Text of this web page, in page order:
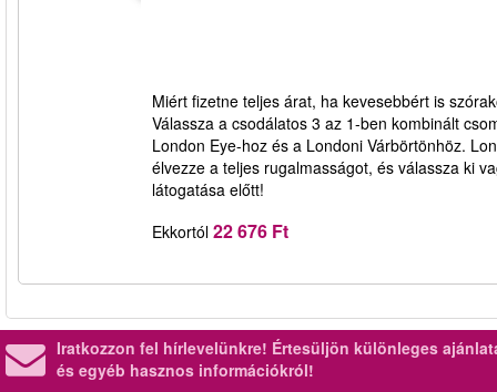
Miért fizetne teljes árat, ha kevesebbért is
Válassza a csodálatos 3 az 1-ben kombinált
London Eye-hoz és a Londoni Várbörtönhöz.
élvezze a teljes rugalmasságot, és válassza ki
látogatása előtt!
Ekkortól 22 676 Ft
Iratkozzon fel hírlevelünkre! Értesüljön különleges
és egyéb hasznos információkról!